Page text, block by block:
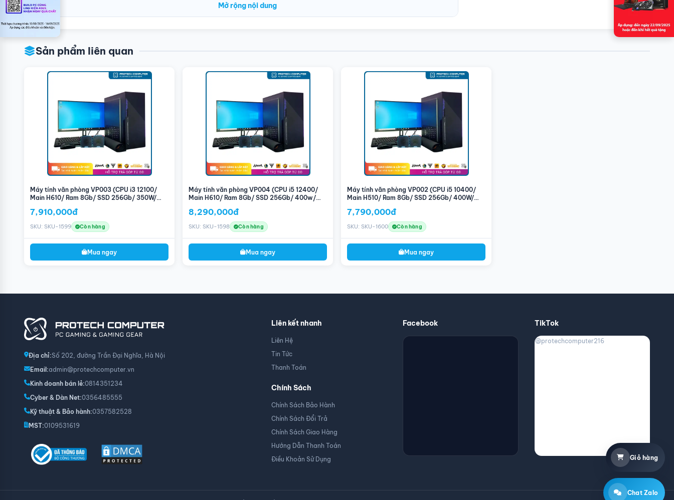
Nguồn Điện 350W:
Nguồn 350W cung cấp đủ công suất cho toàn bộ hệ thống và đảm bảo hoạt động ổn định, giúp tiết kiệm năng lượng
và giảm chi phí vận hành.
Màn Hình 22 inch:
dài.
Nhược Điểm:
Dung Lượng SSD Có Thể Hạn Chế:
Thiếu Card Đồ Họa Riêng:Máy tính không trang bị card đồ họa riêng, nên hiệu suất đồ họa có thể hạn chế đối với các ứng dụng yêu cầu
Xử Lý Văn Bản:Phù hợp cho các công việc liên quan đến soạn thảo văn bản, bảng tính, và email.
Mượt mà khi duyệt web và làm việc với nhiều tab mở cùng lúc.
Ứng Dụng Văn Phòng:Chạy các ứng dụng văn phòng như Microsoft Office, Google Workspace một cách hiệu quả.
Xem Video và Giải Trí:Có thể xem video trực tuyến và thực hiện các tác vụ giải trí cơ bản mà không gặp vấn đề về hiệu suất.
Máy tính văn phòng VP001 là giải pháp lý tưởng cho những ai cần một hệ thống máy tính cơ bản nhưng hiệu quả cho các công việc văn
chóng. Hãy lựa chọn máy tính VP001 để nâng cao hiệu suất công việc và trải nghiệm làm việc tốt hơn!
Mở rộng nội dung
Sản phẩm liên quan
Máy tính văn phòng VP003 (CPU i3 12100/
Main H610/ Ram 8Gb/ SSD 256Gb/ 350W/
7,910,000đ
SKU: SKU-1599 Còn hàng
Mua ngay
Máy tính văn phòng VP004 (CPU i5 12400/
Main H610/ Ram 8Gb/ SSD 256Gb/ 400w/
8,290,000đ
SKU: SKU-1598 Còn hàng
Mua ngay
Máy tính văn phòng VP002 (CPU i5 10400/
Main H510/ Ram 8Gb/ SSD 256Gb/ 400W/
7,790,000đ
SKU: SKU-1600 Còn hàng
Mua ngay
Địa chỉ:Số 202, đường Trần Đại Nghĩa, Hà Nội
Email:admin@protechcomputer.vn
Kinh doanh bán lẻ:0814351234
Cyber & Dàn Net:0356485555
Kỹ thuật & Bảo hành:0357582528
MST:0109531619
Liên kết nhanh
Liên Hệ
Tin Tức
Thanh Toán
Chính Sách
Chính Sách Bảo Hành
Chính Sách Đổi Trả
Chính Sách Giao Hàng
Hướng Dẫn Thanh Toán
Điều Khoản Sử Dụng
Facebook TikTok
@protechcomputer216
Giỏ hàng
Chat Zalo